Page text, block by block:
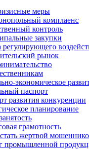
меры
комплаенс
контроль
закупки
рынок
экономическое
паспорт
развития конкуренции
планирование
грамотность
жертвой
промышленной